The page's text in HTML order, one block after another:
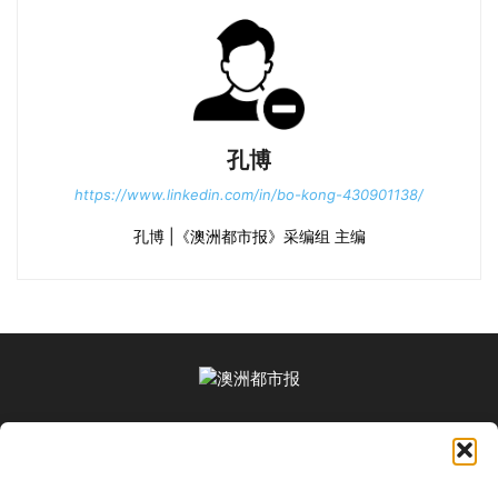
孔博
https://www.linkedin.com/in/bo-kong-430901138/
孔博 |《澳洲都市报》采编组 主编